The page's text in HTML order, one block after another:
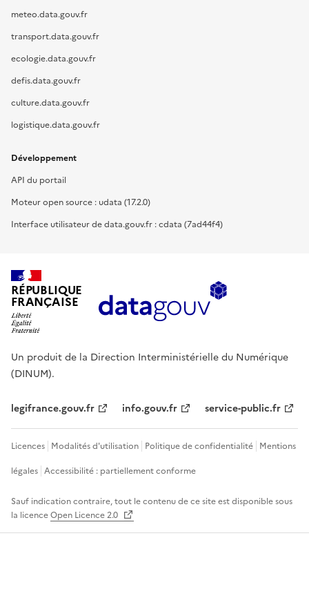
meteo.data.gouv.fr
transport.data.gouv.fr
ecologie.data.gouv.fr
defis.data.gouv.fr
culture.data.gouv.fr
logistique.data.gouv.fr
Développement
API du portail
Moteur open source : udata (17.2.0)
Interface utilisateur de data.gouv.fr : cdata (7ad44f4)
RÉPUBLIQUE
FRANÇAISE
Un produit de la Direction Interministérielle du Numérique
(DINUM).
legifrance.gouv.fr info.gouv.fr service-public.fr
Licences Modalités d'utilisation Politique de confidentialité Mentions
légales Accessibilité : partiellement conforme
Sauf indication contraire, tout le contenu de ce site est disponible sous
la licenceOpen Licence 2.0